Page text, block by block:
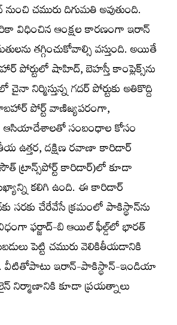
చమురు దిగుమతి అవుతుంది.
విధించిన ఆంక్షల కారణంగా ఇరాన్
తగ్గించుకోవాల్సి వస్తుంది. అయితే
షాహిద్, బెహస్తీ కాంప్లెక్స్‌ను
నిర్మిస్తున్న గదర్ పోర్టుకు అతికొద్ది
పోర్ట్ వాణిజ్యపరంగా,
ఆసియాదేశాలతో సంబంధాల కోసం
ఉత్తర, దక్షిణ రవాణా కారిడార్
ట్రాన్స్‌పోర్ట్ కారిడార్)లో కూడా
కలిగి ఉంది. ఈ కారిడార్
సరకు చేరేవేసే క్రమంలో పాకిస్థాన్‌ను
ఫర్జాద్-బి ఆయిల్ ఫీల్డ్‌లో భారత్
పెట్టి చమురు వెలికితీయడానికి
వీటితోపాటు ఇరాన్-పాకిస్థాన్-ఇండియా
నిర్మాణానికి కూడా ప్రయత్నాలు